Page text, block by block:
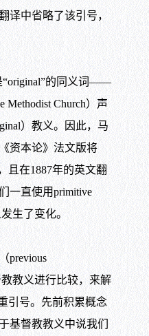
译中省略了该引号，
的同义词——
Church）声
）教义。因此，马
资本论》法文版将
且在1887年的英文翻
一直使用primitive
生了变化。
教教义进行比较，来解
引号。先前积累概念
基督教教义中说我们